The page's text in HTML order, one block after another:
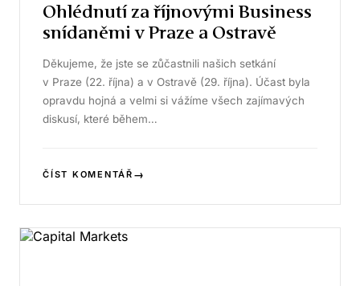
Ohlédnutí za říjnovými Business
snídaněmi v Praze a Ostravě
Děkujeme, že jste se zůčastnili našich setkání
v Praze (22. října) a v Ostravě (29. října). Účast byla
opravdu hojná a velmi si vážíme všech zajímavých
diskusí, které během…
ČÍST KOMENTÁŘ →